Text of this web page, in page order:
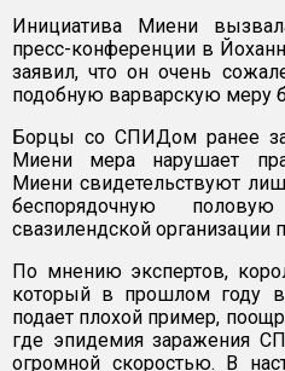
Инициатива Миени
пресс-конференции в
заявил, что он очень
подобную варварскую меру
Борцы со СПИДом ранее
Миени мера нарушает
Миени свидетельствуют
беспорядочную
свазилендской
По мнению экспертов,
который в прошлом году
подает плохой пример,
где эпидемия заражения
огромной скоростью. В